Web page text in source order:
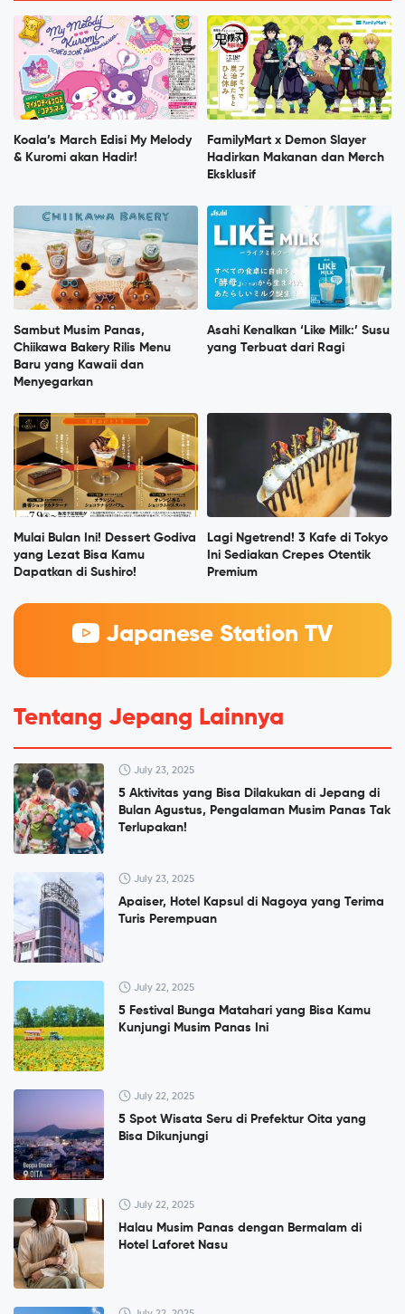
Koala’s March Edisi My Melody
& Kuromi akan Hadir!
FamilyMart x Demon Slayer
Hadirkan Makanan dan Merch
Eksklusif
Sambut Musim Panas,
Chiikawa Bakery Rilis Menu
Baru yang Kawaii dan
Menyegarkan
Asahi Kenalkan ‘Like Milk:’ Susu
yang Terbuat dari Ragi
Mulai Bulan Ini! Dessert Godiva
yang Lezat Bisa Kamu
Dapatkan di Sushiro!
Lagi Ngetrend! 3 Kafe di Tokyo
Ini Sediakan Crepes Otentik
Premium
Japanese Station TV
Tentang Jepang Lainnya
July 23, 2025
5 Aktivitas yang Bisa Dilakukan di Jepang di
Bulan Agustus, Pengalaman Musim Panas Tak
Terlupakan!
July 23, 2025
Apaiser, Hotel Kapsul di Nagoya yang Terima
Turis Perempuan
July 22, 2025
5 Festival Bunga Matahari yang Bisa Kamu
Kunjungi Musim Panas Ini
July 22, 2025
5 Spot Wisata Seru di Prefektur Oita yang
Bisa Dikunjungi
July 22, 2025
Halau Musim Panas dengan Bermalam di
Hotel Laforet Nasu